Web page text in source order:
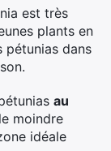
est très
plants en
pétunias dans
au
moindre
idéale